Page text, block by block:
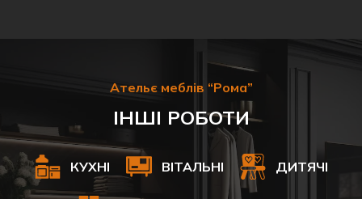
Ательє меблів “Рома”
ІНШІ РОБОТИ
КУХНІ ВІТАЛЬНІ ДИТЯЧІ